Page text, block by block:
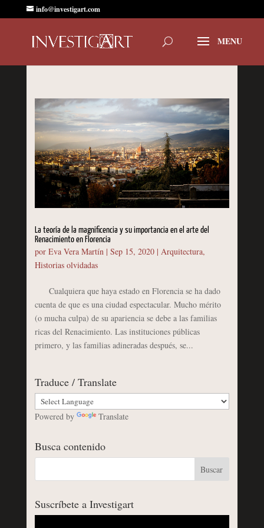
info@investigart.com
La teoría de la magnificencia y su importancia en el arte del
Renacimiento en Florencia
por Eva Vera Martín| Sep 15, 2020| Arquitectura,
Historias olvidadas
Cualquiera que haya estado en Florencia se ha dado
cuenta de que es una ciudad espectacular. Mucho mérito
(o mucha culpa) de su apariencia se debe a las familias
ricas del Renacimiento. Las instituciones públicas
primero, y las familias adineradas después, se...
Traduce / Translate
Powered by Translate
Busca contenido
Suscríbete a Investigart